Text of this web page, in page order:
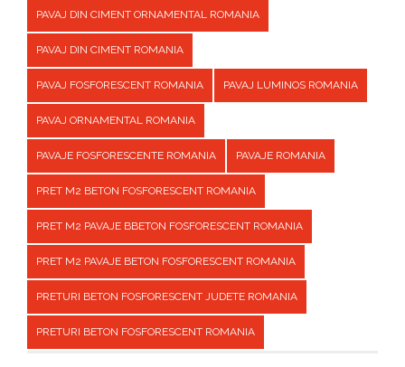
PAVAJ DIN CIMENT ORNAMENTAL ROMANIA
PAVAJ DIN CIMENT ROMANIA
PAVAJ FOSFORESCENT ROMANIA PAVAJ LUMINOS ROMANIA
PAVAJ ORNAMENTAL ROMANIA
PAVAJE FOSFORESCENTE ROMANIA PAVAJE ROMANIA
PRET M2 BETON FOSFORESCENT ROMANIA
PRET M2 PAVAJE BBETON FOSFORESCENT ROMANIA
PRET M2 PAVAJE BETON FOSFORESCENT ROMANIA
PRETURI BETON FOSFORESCENT JUDETE ROMANIA
PRETURI BETON FOSFORESCENT ROMANIA